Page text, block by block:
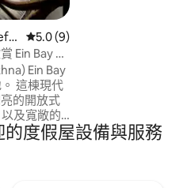
從 9 則評價中獲得 5.0 的平均
5.0 (9)
Ein Bay 度
Ein Bay
這棟現代
的開放式
及寬敞的
花園景
床和一間套
度假屋設備與服務